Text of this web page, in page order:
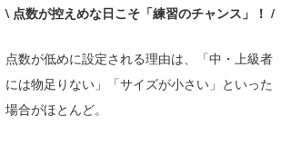
\ 点数が控えめな日こそ「練習のチャンス」！ /
点数が低めに設定される理由は、「中・上級者
には物足りない」「サイズが小さい」といった
場合がほとんど。